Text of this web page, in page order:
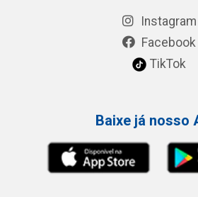
Instagram
Facebook
TikTok
Baixe já nosso